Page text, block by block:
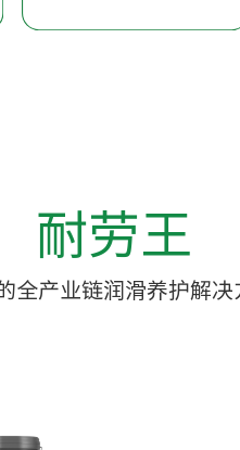
耐劳王
全产业链润滑养护解决